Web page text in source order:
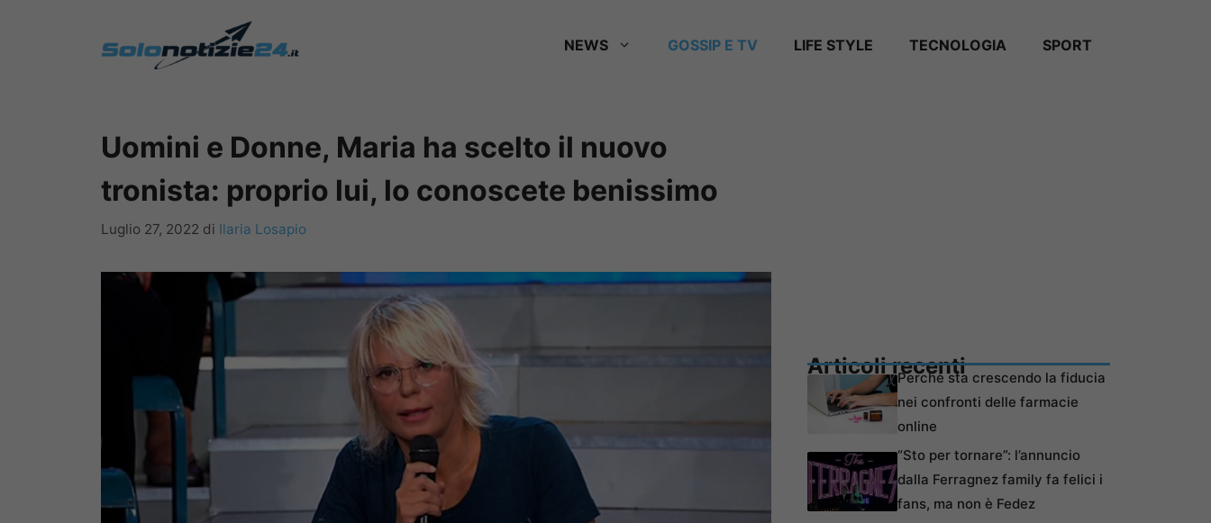
NEWS GOSSIP E TV LIFE STYLE TECNOLOGIA SPORT
Uomini e Donne, Maria ha scelto il nuovo
tronista: proprio lui, lo conoscete benissimo
Luglio 27, 2022 di Ilaria Losapio
Articoli recentiPerché sta crescendo la fiducia
nei confronti delle farmacie
online
“Sto per tornare”: l’annuncio
dalla Ferragnez family fa felici i
fans, ma non è Fedez